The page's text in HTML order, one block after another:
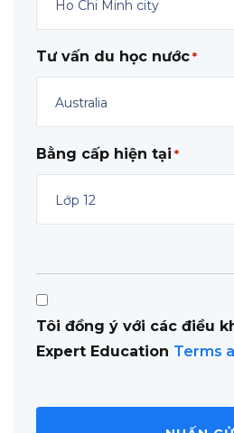
Ho Chi Minh city
Tư vấn du học nước *
Australia
Bằng cấp hiện tại *
Lớp 12
Consent
*
Tôi đồng ý với các điều
Expert Education Terms